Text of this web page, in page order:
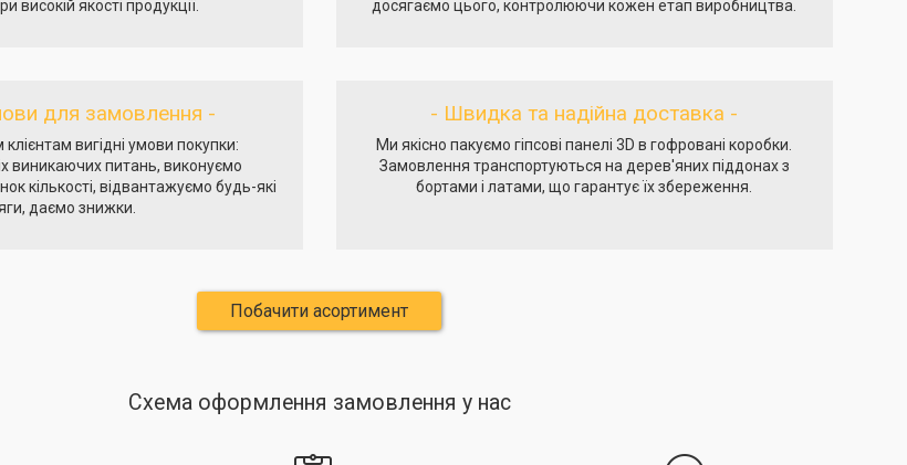
високій якості продукції.
досягаємо цього, контролюючи кожен етап виробництва.
для замовлення -
вигідні умови покупки:
виникаючих питань, виконуємо
кількості, відвантажуємо будь-які
даємо знижки.
- Швидка та надійна доставка -
Ми якісно пакуємо гіпсові панелі 3D в гофровані коробки.
Замовлення транспортуються на дерев'яних піддонах з
бортами і латами, що гарантує їх збереження.
Побачити асортимент
Схема оформлення замовлення у нас